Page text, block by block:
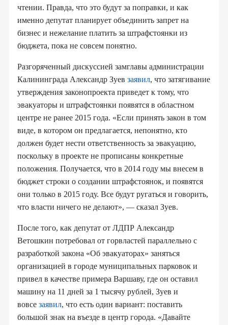
чтении. Правда, что это будут за поправки, и как
именно депутат планирует объединить запрет на
бизнес и нежелание платить за штрафстоянки из
бюджета, пока не совсем понятно.
Разгоряченный дискуссией замглавы администрации
Калининграда Александр Зуев заявил, что затягивание
утверждения законопроекта приведет к тому, что
эвакуаторы и штрафстоянки появятся в областном
центре не ранее 2015 года. «Если принять закон в том
виде, в котором он предлагается, непонятно, кто
должен будет нести ответственность за эвакуацию,
поскольку в проекте не прописаны конкретные
положения. Получается, что в 2014 году мы внесем в
бюджет строки о создании штрафстоянок, и появятся
они только в 2015 году. Все будут ругаться и говорить,
что власти ничего не делают», — сказал Зуев.
После того, как депутат от ЛДПР Александр
Ветошкин потребовал от горвластей параллельно с
разработкой закона «Об эвакуаторах» заняться
организацией в городе муниципальных парковок и
привел в качестве примера Варшаву, где он оставил
машину на 11 дней за 1 тысячу рублей, Зуев и
вовсе заявил, что есть один вариант: поставить
большой знак на въезде в центр города. «Давайте